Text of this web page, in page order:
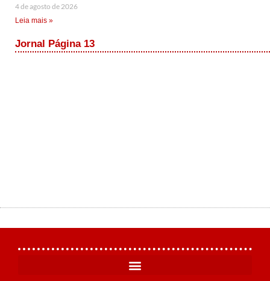
4 de agosto de 2026
Leia mais »
Jornal Página 13